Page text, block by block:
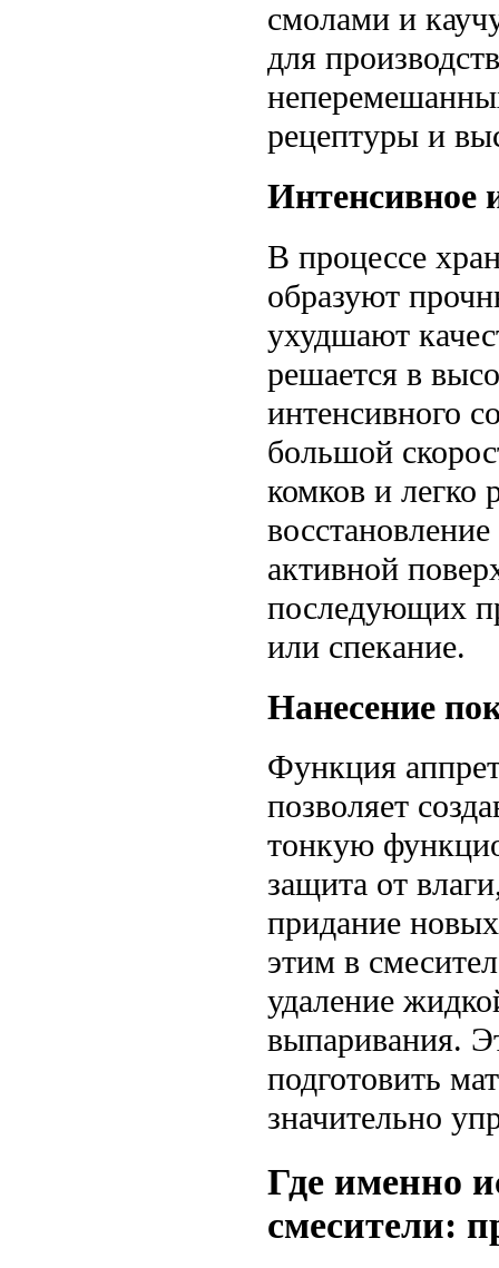
смолами и
для
рецептуры и
Интенсивное
В процессе
образуют
ухудшают
решается в
интенсивного
большой
комков и легко
активной
последующих
или спекание.
Нанесение
Функция
позволяет
тонкую
защита от
придание
этим в
удаление
выпаривания.
подготовить
значительно
Где именно
смесители: